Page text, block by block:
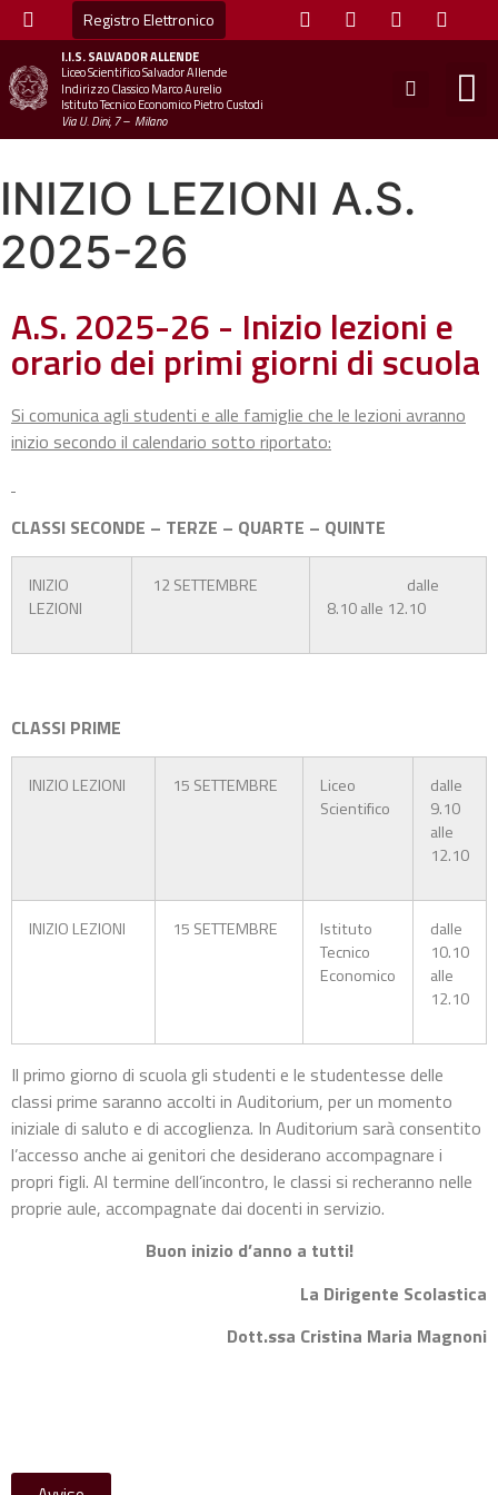
Registro Elettronico
I.I.S.SALVADOR ALLENDE
Liceo Scientifico Salvador Allende
Indirizzo Classico Marco Aurelio
Istituto Tecnico Economico Pietro Custodi
Via U. Dini, 7 – Milano
INIZIO LEZIONI A.S.
2025-26
A.S. 2025-26 - Inizio lezioni e
orario dei primi giorni di scuola
Si comunica agli studenti e alle famiglie che le lezioni avranno
inizio secondo il calendario sotto riportato:
CLASSI SECONDE – TERZE – QUARTE – QUINTE
INIZIO
LEZIONI
12 SETTEMBRE
dalle
8.10 alle 12.10
CLASSI PRIME
INIZIO LEZIONI 15 SETTEMBRE
Liceo
Scientifico
dalle
9.10
alle
12.10
INIZIO LEZIONI 15 SETTEMBRE
Istituto
Tecnico
Economico
dalle
10.10
alle
12.10
Il primo giorno di scuola gli studenti e le studentesse delle
classi prime saranno accolti in Auditorium, per un momento
iniziale di saluto e di accoglienza. In Auditorium sarà consentito
l’accesso anche ai genitori che desiderano accompagnare i
propri figli. Al termine dell’incontro, le classi si recheranno nelle
proprie aule, accompagnate dai docenti in servizio.
Buon inizio d’anno a tutti!
La Dirigente Scolastica
Dott.ssa Cristina Maria Magnoni